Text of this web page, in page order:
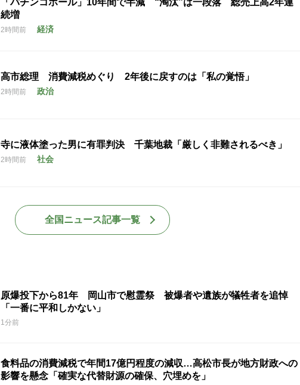
「パチンコホール」10年間で半減 “淘汰”は一段落 総売上高2年連
続増
2時間前 経済
高市総理 消費減税めぐり 2年後に戻すのは「私の覚悟」
2時間前 政治
寺に液体塗った男に有罪判決 千葉地裁「厳しく非難されるべき」
2時間前 社会
全国ニュース記事一覧
原爆投下から81年 岡山市で慰霊祭 被爆者や遺族が犠牲者を追悼
「一番に平和しかない」
1分前
食料品の消費減税で年間17億円程度の減収…高松市長が地方財政への
影響を懸念「確実な代替財源の確保、穴埋めを」